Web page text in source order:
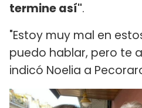
termine así".
"Estoy muy mal en
puedo hablar, pero te
indicó Noelia a